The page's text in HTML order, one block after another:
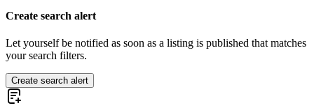
Create search alert
Let yourself be notified as soon as a listing is published that matches
your search filters.
Create search alert